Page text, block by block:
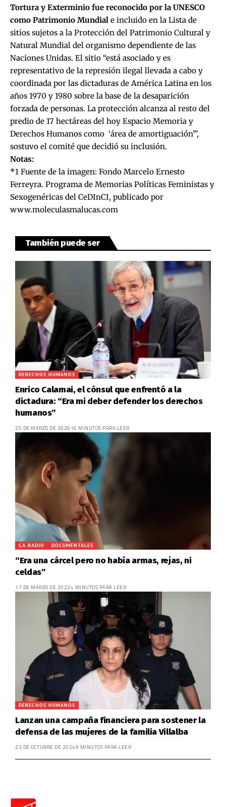
Tortura y Exterminio fue reconocido por la UNESCO
como Patrimonio Mundial e incluido en la Lista de
sitios sujetos a la Protección del Patrimonio Cultural y
Natural Mundial del organismo dependiente de las
Naciones Unidas. El sitio “está asociado y es
representativo de la represión ilegal llevada a cabo y
coordinada por las dictaduras de América Latina en los
años 1970 y 1980 sobre la base de la desaparición
forzada de personas. La protección alcanza al resto del
predio de 17 hectáreas del hoy Espacio Memoria y
Derechos Humanos como ‘área de amortiguación’”,
sostuvo el comité que decidió su inclusión.
Notas:
*1 Fuente de la imagen: Fondo Marcelo Ernesto
Ferreyra. Programa de Memorias Políticas Feministas y
Sexogenéricas del CeDInCI, publicado por
www.moleculasmalucas.com
También puede ser
DERECHOS HUMANOS
Enrico Calamai, el cónsul que enfrentó a la
dictadura: “Era mi deber defender los derechos
humanos”
25 DE MARZO DE 2026 16 MINUTOS PARA LEER
CA RADIO DOCUMENTALES
“Era una cárcel pero no había armas, rejas, ni
celdas”
17 DE MARZO DE 20224 MINUTOS PARA LEER
DERECHOS HUMANOS
Lanzan una campaña financiera para sostener la
defensa de las mujeres de la familia Villalba
23 DE OCTUBRE DE 20249 MINUTOS PARA LEER